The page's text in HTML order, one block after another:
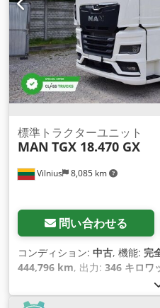
Vilnius 8,085 km
標準トラクターユニット
MAN TGX 18.470 GX
問い合わせる
コンディション: 中古, 機能: 完
444,796 km, 出力: 346 キロワ
ディーゼ
ム）, アクスル構成:4x2, ホイ